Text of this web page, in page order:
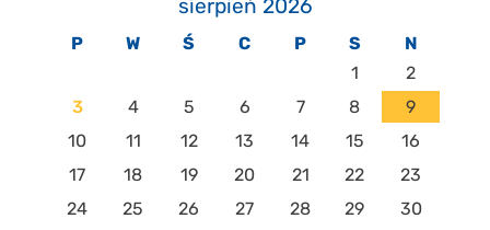
sierpień 2026
P W Ś C P S
N
1
2
3
4 5 6 7 8
9
10
11 12 13 14 15
16
17
18 19 20 21 22
23
24
25 26 27 28 29
30